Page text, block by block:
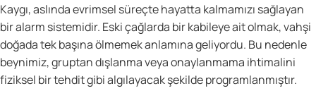
Kaygı, aslında evrimsel süreçte hayatta kalmamızı sağlayan
bir alarm sistemidir. Eski çağlarda bir kabileye ait olmak, vahşi
doğada tek başına ölmemek anlamına geliyordu. Bu nedenle
beynimiz, gruptan dışlanma veya onaylanmama ihtimalini
fiziksel bir tehdit gibi algılayacak şekilde programlanmıştır.